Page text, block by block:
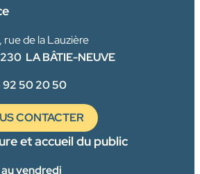
rue de la Lauzière
LA BÂTIE-NEUVE
50 20 50
CONTACTER
et accueil du public
vendredi